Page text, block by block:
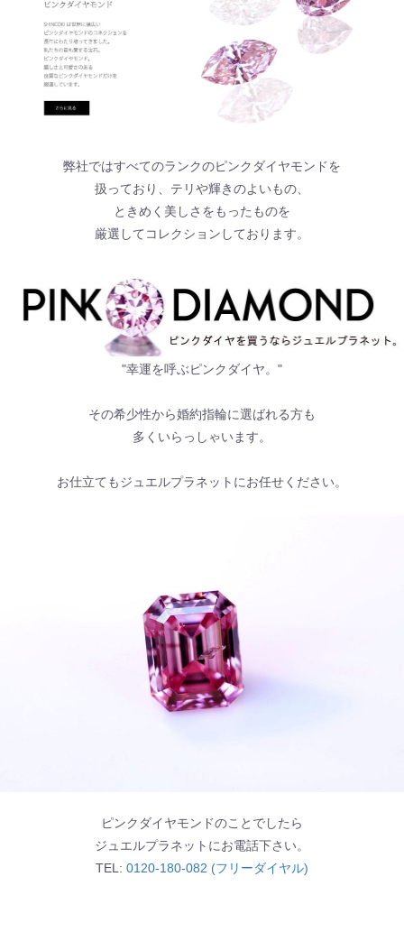
弊社ではすべてのランクのピンクダイヤモンドを
扱っており、テリや輝きのよいもの、
ときめく美しさをもったものを
厳選してコレクションしております。
"幸運を呼ぶピンクダイヤ。"
その希少性から婚約指輪に選ばれる方も
多くいらっしゃいます。
お仕立てもジュエルプラネットにお任せください。
ピンクダイヤモンドのことでしたら
ジュエルプラネットにお電話下さい。
TEL: 0120-180-082 (フリーダイヤル)